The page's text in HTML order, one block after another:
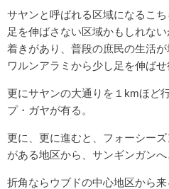
サヤンと呼ばれる区域になるこ
足を伸ばさない区域かもしれな
着きがあり、普段の庶民の生活が
ワルンアラミから少し足を伸ばせ
更にサヤンの大通りを１kmほど
プ・ガヤが有る。
更に、更に進むと、フォーシー
がある地区から、サンギンガンへ
折角ならウブドの中心地区から